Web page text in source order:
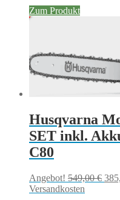
Zum Produkt
Husqvarna
SET inkl.
C80
Angebot! 549,00€
Versandkosten